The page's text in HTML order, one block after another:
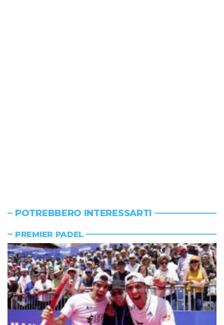
POTREBBERO INTERESSARTI
PREMIER PADEL